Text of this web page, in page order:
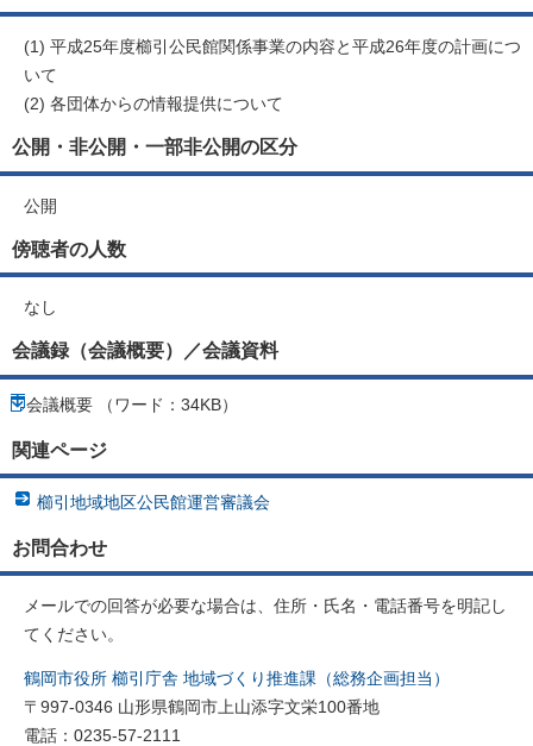
(1) 平成25年度櫛引公民館関係事業の内容と平成26年度の計画につ
いて
(2) 各団体からの情報提供について
公開・非公開・一部非公開の区分
公開
傍聴者の人数
なし
会議録（会議概要）／会議資料
会議概要 （ワード：34KB）
関連ページ
櫛引地域地区公民館運営審議会
お問合わせ
メールでの回答が必要な場合は、住所・氏名・電話番号を明記し
てください。
鶴岡市役所 櫛引庁舎 地域づくり推進課（総務企画担当）
〒997-0346 山形県鶴岡市上山添字文栄100番地
電話：0235-57-2111